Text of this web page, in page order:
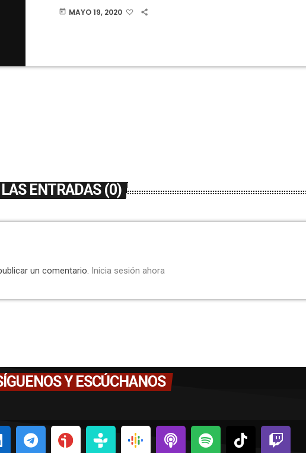
la ampliación del plazo para presentar la documentación por
alergólogo del […]
today MAYO 19, 2020
ENTRADAS (0)
un comentario. Inicia sesión ahora
Y ESCÚCHANOS